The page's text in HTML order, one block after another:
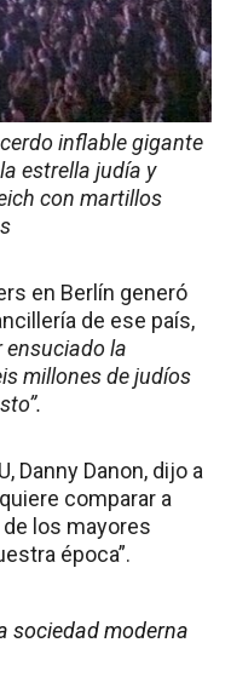
inflable gigante
estrella judía y
con martillos
en Berlín generó
de ese país,
ensuciado la
millones de judíos
Danny Danon, dijo a
comparar a
de los mayores
época”.
sociedad moderna